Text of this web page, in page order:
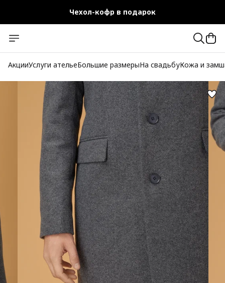
Чехол-кофр в подарок
Бесплатная доставка при заказе от 10 000 руб.
АкцииУслуги ательеБольшие размерыНа свадьбуКожа и